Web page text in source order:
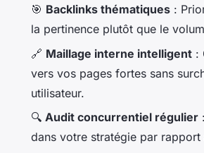
🎯 Backlinks thématiques :
la pertinence plutôt que le
🔗 Maillage interne intelligent :
vers vos pages fortes sans
utilisateur.
🔍 Audit concurrentiel régulier
dans votre stratégie par rapport